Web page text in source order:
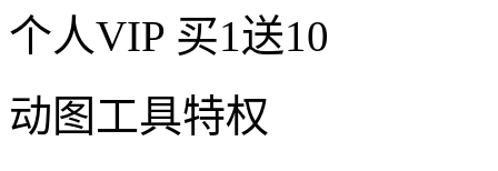
个人VIP 买1送10
动图工具特权